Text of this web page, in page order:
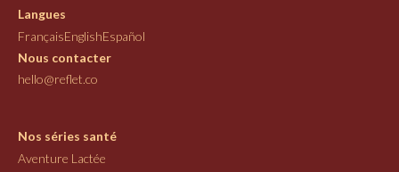
Langues
FrançaisEnglishEspañol
Nous contacter
hello@reflet.co
Nos séries santé
Aventure Lactée